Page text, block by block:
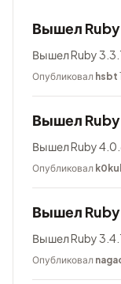
Вышел Ruby
Вышел Ruby
Опубликовал hsbt
Вышел
Вышел Ruby
Опубликовал
Вышел
Вышел Ruby
Опубликовал